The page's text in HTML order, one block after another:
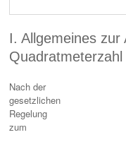
I. Allgemeines
Nach der
gesetzlichen
Regelung
zum